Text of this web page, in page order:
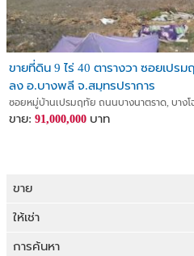
ขายที่ดิน 9 ไร่ 40 ตารางวา ซอยเปร
ลง อ.บางพลี จ.สมุทรปราการ
ซอยหมู่บ้านเปรมฤทัย ถนนบางนาตราด, บางโ
ขาย: 91,000,000 บาท
ขาย
ขายที่ดิน
ขายบ้าน
ให้เช่า
ให้เช่าที่ดิน
การค้นหา